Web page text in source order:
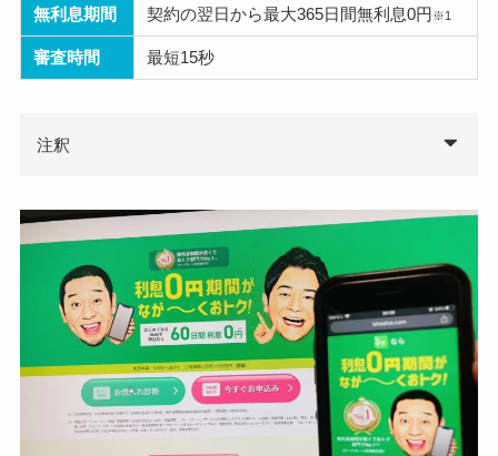
無利息期間 契約の翌日から最大365日間無利息0円※1
審査時間 最短15秒
注釈